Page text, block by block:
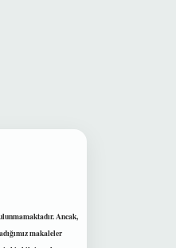
Ancak,
makaleler